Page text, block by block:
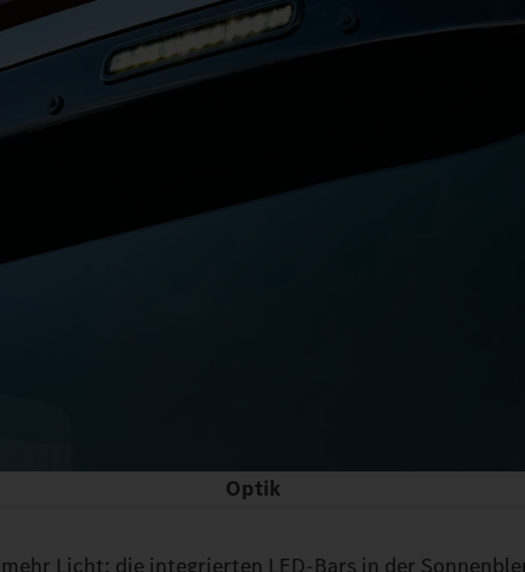
Optik
Licht: die integrierten LED-Bars in der